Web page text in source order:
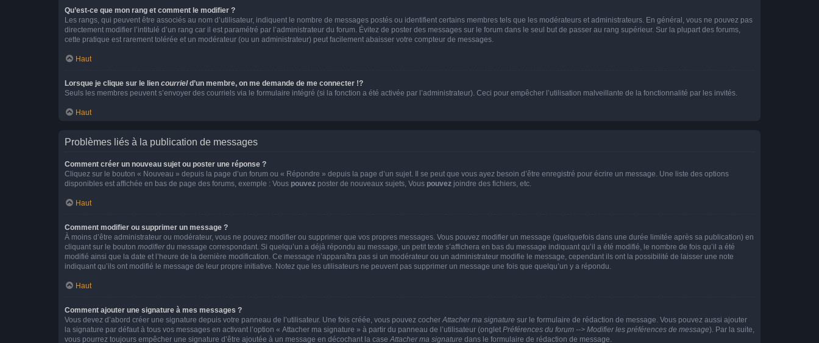
Qu’est-ce que mon rang et comment le modifier ?
Les rangs, qui peuvent être associés au nom d’utilisateur, indiquent le nombre de messages postés ou identifient certains membres tels que les modérateurs et administrateurs. En général, vous ne pouvez pas
directement modifier l’intitulé d’un rang car il est paramétré par l’administrateur du forum. Évitez de poster des messages sur le forum dans le seul but de passer au rang supérieur. Sur la plupart des forums,
cette pratique est rarement tolérée et un modérateur (ou un administrateur) peut facilement abaisser votre compteur de messages.
Haut
Lorsque je clique sur le lien courrield’un membre, on me demande de me connecter !?
Seuls les membres peuvent s’envoyer des courriels via le formulaire intégré (si la fonction a été activée par l’administrateur). Ceci pour empêcher l’utilisation malveillante de la fonctionnalité par les invités.
Haut
Problèmes liés à la publication de messages
Comment créer un nouveau sujet ou poster une réponse ?
Cliquez sur le bouton « Nouveau » depuis la page d’un forum ou « Répondre » depuis la page d’un sujet. Il se peut que vous ayez besoin d’être enregistré pour écrire un message. Une liste des options
disponibles est affichée en bas de page des forums, exemple : Vous pouvez poster de nouveaux sujets, Vous pouvez joindre des fichiers, etc.
Haut
Comment modifier ou supprimer un message ?
À moins d’être administrateur ou modérateur, vous ne pouvez modifier ou supprimer que vos propres messages. Vous pouvez modifier un message (quelquefois dans une durée limitée après sa publication) en
cliquant sur le bouton modifierdu message correspondant. Si quelqu’un a déjà répondu au message, un petit texte s’affichera en bas du message indiquant qu’il a été modifié, le nombre de fois qu’il a été
modifié ainsi que la date et l’heure de la dernière modification. Ce message n’apparaîtra pas si un modérateur ou un administrateur modifie le message, cependant ils ont la possibilité de laisser une note
indiquant qu’ils ont modifié le message de leur propre initiative. Notez que les utilisateurs ne peuvent pas supprimer un message une fois que quelqu’un y a répondu.
Haut
Comment ajouter une signature à mes messages ?
Vous devez d’abord créer une signature depuis votre panneau de l’utilisateur. Une fois créée, vous pouvez cocherAttacher ma signature sur le formulaire de rédaction de message. Vous pouvez aussi ajouter
la signature par défaut à tous vos messages en activant l’option « Attacher ma signature » à partir du panneau de l’utilisateur (onglet Préférences du forum --> Modifier les préférences de message). Par la suite,
vous pourrez toujours empêcher une signature d’être ajoutée à un message en décochant la caseAttacher ma signature dans le formulaire de rédaction de message.